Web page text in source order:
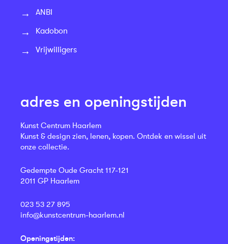
ANBI
Kadobon
Vrijwilligers
adres en openingstijden
Kunst Centrum Haarlem
Kunst & design zien, lenen, kopen. Ontdek en wissel uit
onze collectie.
Gedempte Oude Gracht 117-121
2011 GP Haarlem
023 53 27 895
info@kunstcentrum-haarlem.nl
Openingstijden: